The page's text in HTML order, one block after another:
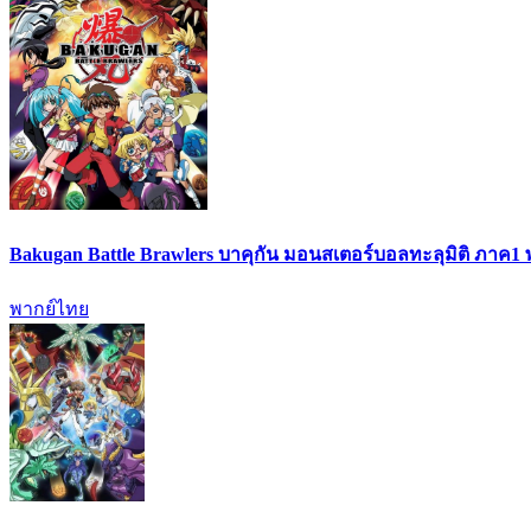
Bakugan Battle Brawlers บาคุกัน มอนสเตอร์บอลทะลุมิติ ภาค1
พากย์ไทย